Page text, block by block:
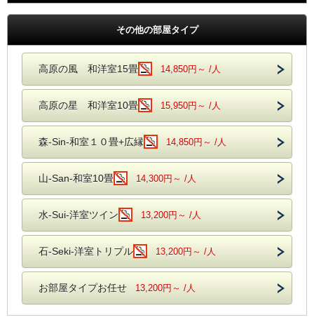
その他の部屋タイプ
高原の風 和洋室15畳 14,850円～ /人
高原の星 和洋室10畳 15,950円～ /人
森-Sin-和室１０畳+広縁 14,850円～ /人
山-San-和室10畳 14,300円～ /人
水-Sui-洋室ツイン 13,200円～ /人
石-Seki-洋室トリプル 13,200円～ /人
お部屋タイプお任せ 13,200円～ /人